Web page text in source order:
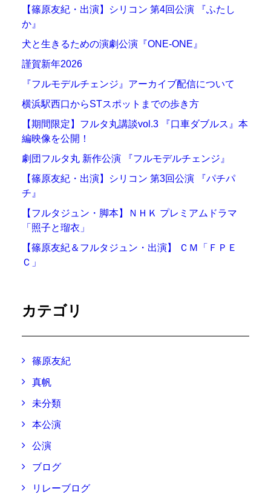
【篠原友紀・出演】シリコン 第4回公演 『ふたし
か』
犬と生きるための演劇公演『ONE-ONE』
謹賀新年2026
『フルモデルチェンジ』アーカイブ配信について
横浜駅西口からSTスポットまでの歩き方
【期間限定】フルタ丸講談vol.3 『口車ダブルス』本
編映像を公開！
劇団フルタ丸 新作公演 『フルモデルチェンジ』
【篠原友紀・出演】シリコン 第3回公演 『パチパ
チ』
【フルタジュン・脚本】ＮＨＫ プレミアムドラマ
「照子と瑠衣」
【篠原友紀＆フルタジュン・出演】 ＣＭ「ＦＰＥ
Ｃ」
カテゴリ
篠原友紀
真帆
未分類
本公演
公演
ブログ
リレーブログ